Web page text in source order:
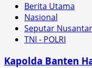
Berita Utama
Nasional
Seputar
TNI - POLRI
Kapolda Banten